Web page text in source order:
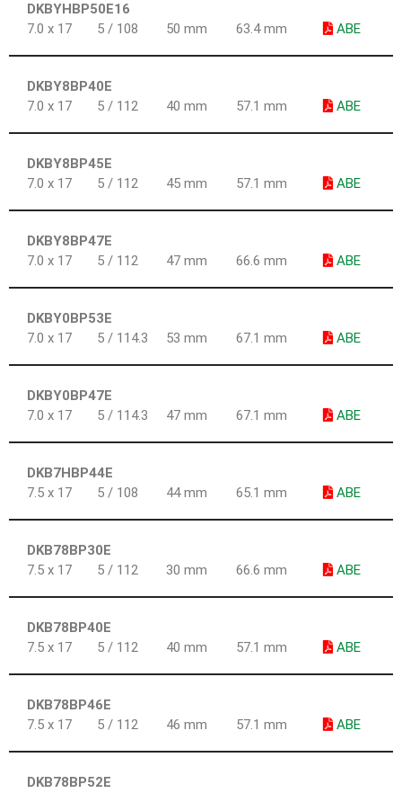
DKBYHBP50E16
7.0 x 17
5 / 108 50 mm 63.4 mm ABE
DKBY8BP40E
7.0 x 17
5 / 112 40 mm 57.1 mm ABE
DKBY8BP45E
7.0 x 17
5 / 112 45 mm 57.1 mm ABE
DKBY8BP47E
7.0 x 17
5 / 112 47 mm 66.6 mm ABE
DKBY0BP53E
7.0 x 17
5 / 114.3 53 mm 67.1 mm ABE
DKBY0BP47E
7.0 x 17
5 / 114.3 47 mm 67.1 mm ABE
DKB7HBP44E
7.5 x 17
5 / 108 44 mm 65.1 mm ABE
DKB78BP30E
7.5 x 17
5 / 112 30 mm 66.6 mm ABE
DKB78BP40E
7.5 x 17
5 / 112 40 mm 57.1 mm ABE
DKB78BP46E
7.5 x 17
5 / 112 46 mm 57.1 mm ABE
DKB78BP52E